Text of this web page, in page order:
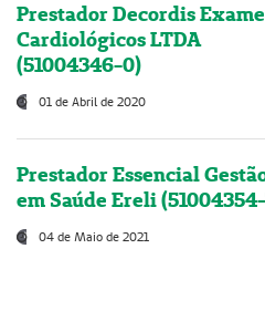
Prestador Decordis
Cardiológicos LTDA
(51004346-0)
01 de Abril de 2020
Prestador Essencial
em Saúde Ereli
04 de Maio de 2021